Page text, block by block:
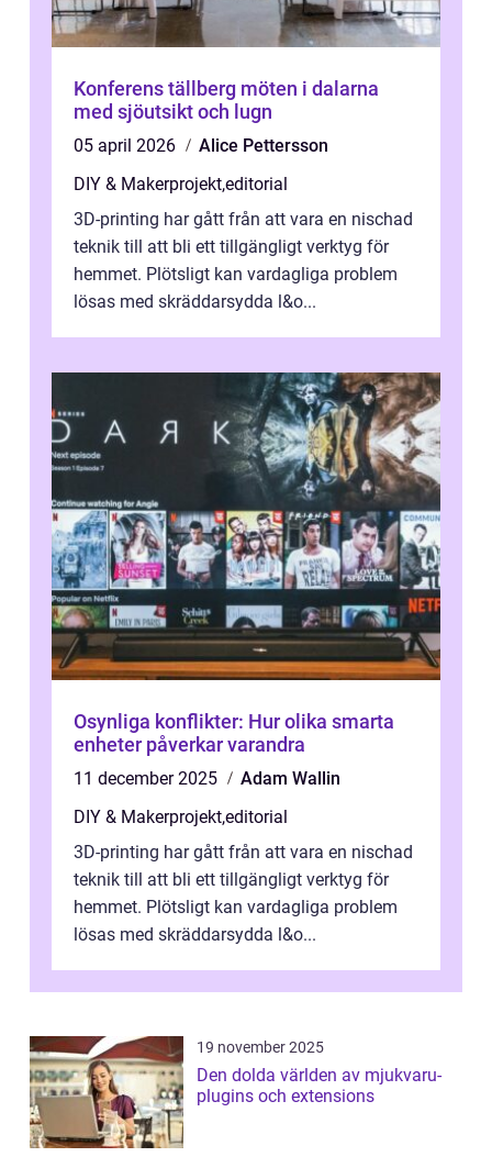
Konferens tällberg möten i dalarna
med sjöutsikt och lugn
05 april 2026
Alice Pettersson
DIY & Makerprojekt,editorial
3D-printing har gått från att vara en nischad
teknik till att bli ett tillgängligt verktyg för
hemmet. Plötsligt kan vardagliga problem
lösas med skräddarsydda l&o...
Osynliga konflikter: Hur olika smarta
enheter påverkar varandra
11 december 2025
Adam Wallin
DIY & Makerprojekt,editorial
3D-printing har gått från att vara en nischad
teknik till att bli ett tillgängligt verktyg för
hemmet. Plötsligt kan vardagliga problem
lösas med skräddarsydda l&o...
19 november 2025
Den dolda världen av mjukvaru-
plugins och extensions